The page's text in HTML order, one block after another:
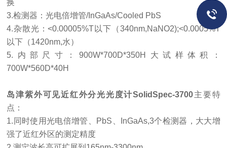
换
3.检测器：光电倍增管/InGaAs/Cooled PbS
4.杂散光：<0.00005%T以下（340nm,NaNO2);<0.0005%T
以下（1420nm,水）
5.内部尺寸：900W*700D*350H大试样体积：
700W*560D*40H
岛津紫外可见近红外分光光度计SolidSpec-3700主要特
点：
1.同时使用光电倍增管、PbS、InGaAs,3个检测器，大大增
强了近红外区的测定精度